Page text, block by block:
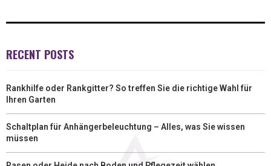
RECENT POSTS
Rankhilfe oder Rankgitter? So treffen Sie die richtige Wahl für
Ihren Garten
Schaltplan für Anhängerbeleuchtung – Alles, was Sie wissen
müssen